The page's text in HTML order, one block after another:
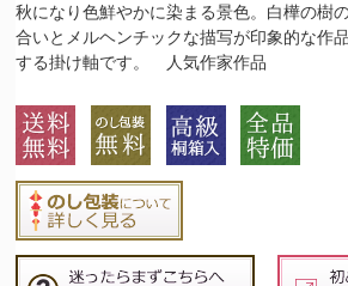
秋になり色鮮やかに染まる景色。白樺の
合いとメルヘンチックな描写が印象的な作
する掛け軸です。 人気作家作品